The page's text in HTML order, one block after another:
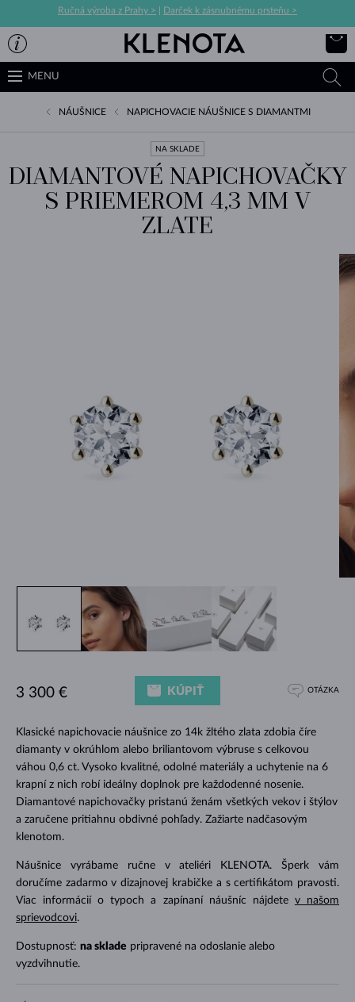
Ručná výroba z Prahy > Darček k zásnubnému prsteňu >
MENU
NÁUŠNICE NAPICHOVACIE NÁUŠNICE S DIAMANTMI
NA SKLADE
DIAMANTOVÉ NAPICHOVAČKY
S PRIEMEROM 4,3 MM V
ZLATE
Klasické napichovacie náušnice zo 14k žltého zlata zdobia číre
diamanty v okrúhlom alebo briliantovom výbruse s celkovou
váhou 0,6 ct. Vysoko kvalitné, odolné materiály a uchytenie na 6
krapní z nich robí ideálny doplnok pre každodenné nosenie.
Diamantové napichovačky pristanú ženám všetkých vekov i štýlov
a zaručene pritiahnu obdivné pohľady. Zažiarte nadčasovým
klenotom.
Náušnice vyrábame ručne v ateliéri KLENOTA. Šperk vám
doručíme zadarmo v dizajnovej krabičke a s certifikátom pravosti.
Viac informácií o typoch a zapínaní náušníc nájdete v našom
sprievodcovi.
Dostupnosť: na sklade pripravené na odoslanie alebo
vyzdvihnutie.
3 300 € KÚPIŤ OTÁZKA